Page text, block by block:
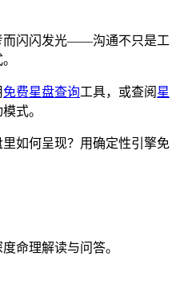
而闪闪发光——沟通不只是工
免费星盘查询工具，或查阅 星
式。
如何呈现？用确定性引擎免
命理解读与问答。